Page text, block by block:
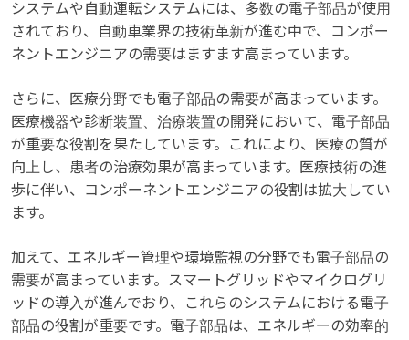
システムや自動運転システムには、多数の電子部品が使用
されており、自動車業界の技術革新が進む中で、コンポー
ネントエンジニアの需要はますます高まっています。
さらに、医療分野でも電子部品の需要が高まっています。
医療機器や診断装置、治療装置の開発において、電子部品
が重要な役割を果たしています。これにより、医療の質が
向上し、患者の治療効果が高まっています。医療技術の進
歩に伴い、コンポーネントエンジニアの役割は拡大してい
ます。
加えて、エネルギー管理や環境監視の分野でも電子部品の
需要が高まっています。スマートグリッドやマイクログリ
ッドの導入が進んでおり、これらのシステムにおける電子
部品の役割が重要です。電子部品は、エネルギーの効率的